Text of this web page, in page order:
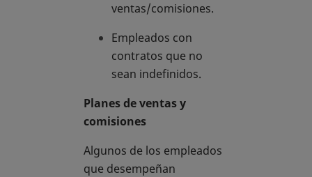
ventas/comisiones.
Empleados con
contratos que no
sean indefinidos.
Planes de ventas y
comisiones
Algunos de los empleados
que desempeñan